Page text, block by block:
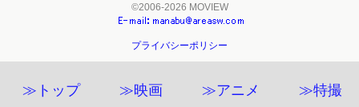
©2006-2026 MOVIEW
プライバシーポリシー
≫トップ ≫映画 ≫アニメ ≫特撮